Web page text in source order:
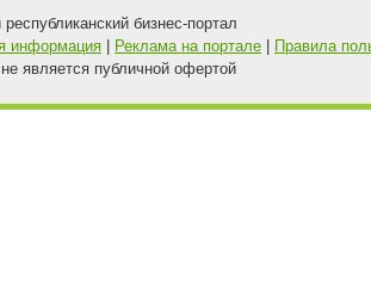
бизнес-портал
информация Реклама на портале
Правила
является публичной офертой